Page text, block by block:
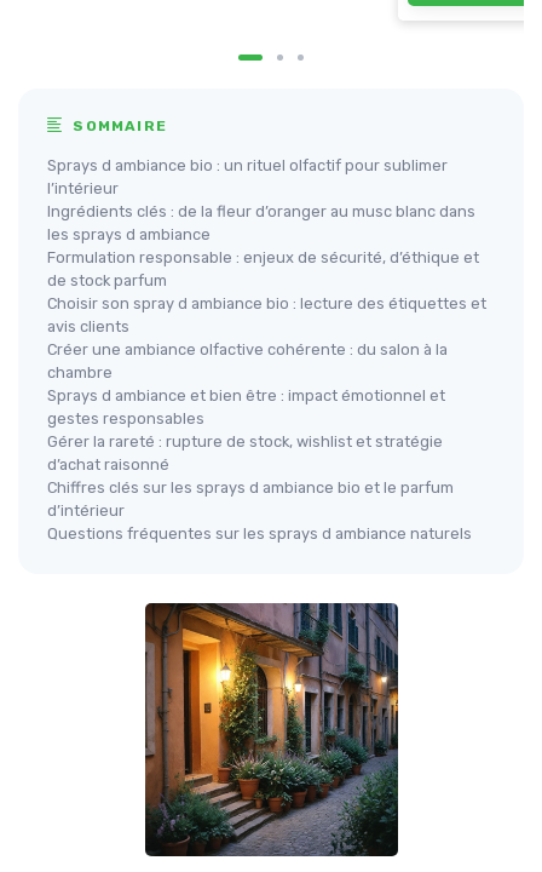
SOMMAIRE
Sprays d ambiance bio : un rituel olfactif pour sublimer
l’intérieur
Ingrédients clés : de la fleur d’oranger au musc blanc dans
les sprays d ambiance
Formulation responsable : enjeux de sécurité, d’éthique et
de stock parfum
Choisir son spray d ambiance bio : lecture des étiquettes et
avis clients
Créer une ambiance olfactive cohérente : du salon à la
chambre
Sprays d ambiance et bien être : impact émotionnel et
gestes responsables
Gérer la rareté : rupture de stock, wishlist et stratégie
d’achat raisonné
Chiffres clés sur les sprays d ambiance bio et le parfum
d’intérieur
Questions fréquentes sur les sprays d ambiance naturels